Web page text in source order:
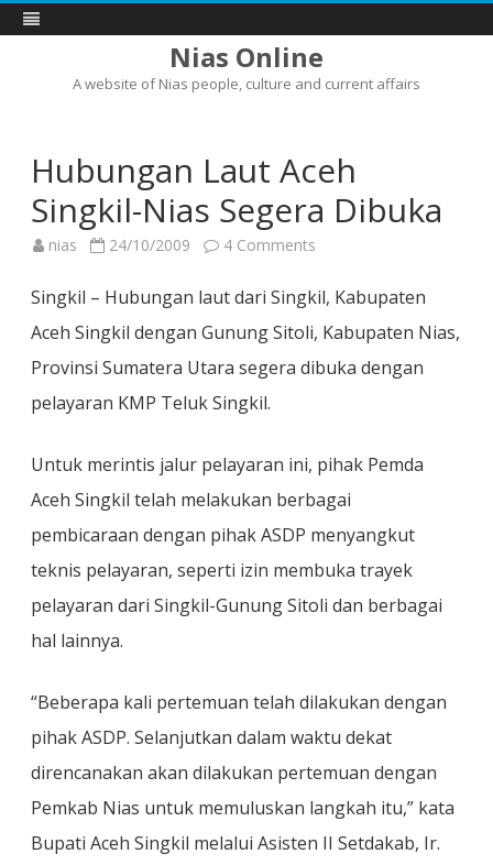
Nias Online
A website of Nias people, culture and current affairs
Hubungan Laut Aceh
Singkil-Nias Segera Dibuka
nias 24/10/2009 4 Comments
Aceh
Singkil-
Nias
Segera
Singkil – Hubungan laut dari Singkil, Kabupaten
Aceh Singkil dengan Gunung Sitoli, Kabupaten Nias,
Provinsi Sumatera Utara segera dibuka dengan
pelayaran KMP Teluk Singkil.
Untuk merintis jalur pelayaran ini, pihak Pemda
Aceh Singkil telah melakukan berbagai
pembicaraan dengan pihak ASDP menyangkut
teknis pelayaran, seperti izin membuka trayek
pelayaran dari Singkil-Gunung Sitoli dan berbagai
hal lainnya.
“Beberapa kali pertemuan telah dilakukan dengan
pihak ASDP. Selanjutkan dalam waktu dekat
direncanakan akan dilakukan pertemuan dengan
Pemkab Nias untuk memuluskan langkah itu,” kata
Bupati Aceh Singkil melalui Asisten II Setdakab, Ir.